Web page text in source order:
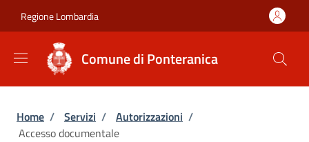
Regione Lombardia
Comune di Ponteranica
Briciole di pane
Home / Servizi / Autorizzazioni /
Accesso documentale